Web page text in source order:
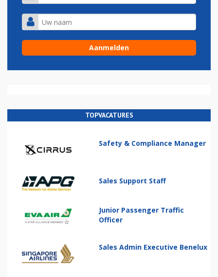
TOPVACATURES
Safety & Compliance Manager
Sales Support Staff
Junior Passenger Traffic
Officer
Sales Admin Executive Benelux